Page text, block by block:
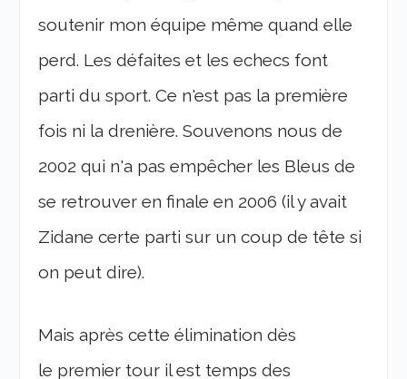
soutenir mon équipe même quand elle
perd. Les défaites et les echecs font
parti du sport. Ce n'est pas la première
fois ni la drenière. Souvenons nous de
2002 qui n'a pas empêcher les Bleus de
se retrouver en finale en 2006 (il y avait
Zidane certe parti sur un coup de tête si
on peut dire).
Mais après cette élimination dès
le premier tour il est temps des